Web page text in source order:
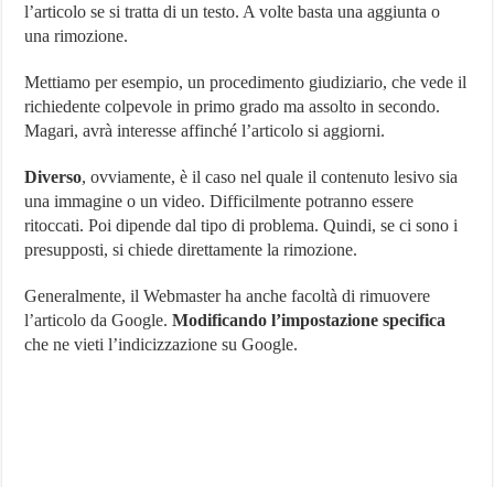
l’articolo se si tratta di un testo. A volte basta una aggiunta o
una rimozione.
Mettiamo per esempio, un procedimento giudiziario, che vede il
richiedente colpevole in primo grado ma assolto in secondo.
Magari, avrà interesse affinché l’articolo si aggiorni.
Diverso, ovviamente, è il caso nel quale il contenuto lesivo sia
una immagine o un video. Difficilmente potranno essere
ritoccati. Poi dipende dal tipo di problema. Quindi, se ci sono i
presupposti, si chiede direttamente la rimozione.
Generalmente, il Webmaster ha anche facoltà di rimuovere
l’articolo da Google.Modificando l’impostazione specifica
che ne vieti l’indicizzazione su Google.